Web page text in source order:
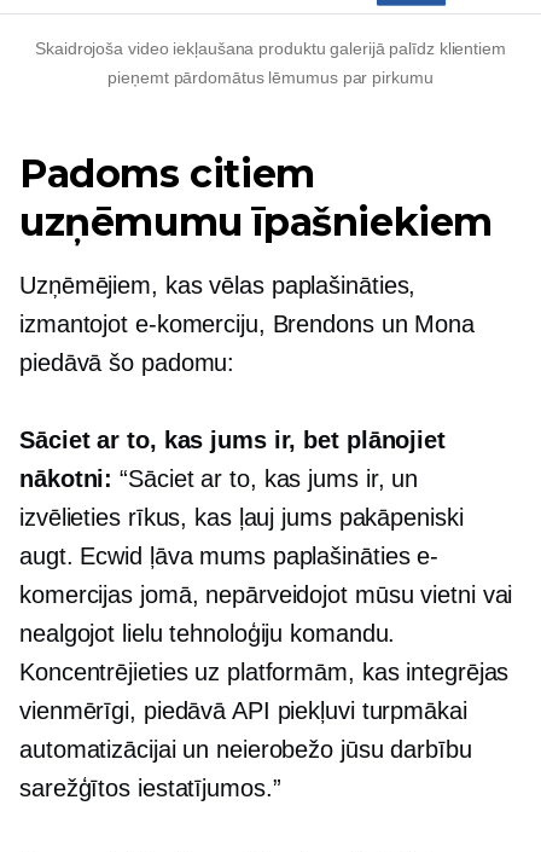
Skaidrojoša video iekļaušana produktu galerijā palīdz klientiem
pieņemt pārdomātus lēmumus par pirkumu
Padoms citiem
uzņēmumu īpašniekiem
Uzņēmējiem, kas vēlas paplašināties,
izmantojot e-komerciju, Brendons un Mona
piedāvā šo padomu:
Sāciet ar to, kas jums ir, bet plānojiet
nākotni: “Sāciet ar to, kas jums ir, un
izvēlieties rīkus, kas ļauj jums pakāpeniski
augt. Ecwid ļāva mums paplašināties e-
komercijas jomā, nepārveidojot mūsu vietni vai
nealgojot lielu tehnoloģiju komandu.
Koncentrējieties uz platformām, kas integrējas
vienmērīgi, piedāvā API piekļuvi turpmākai
automatizācijai un neierobežo jūsu darbību
sarežģītos iestatījumos.”